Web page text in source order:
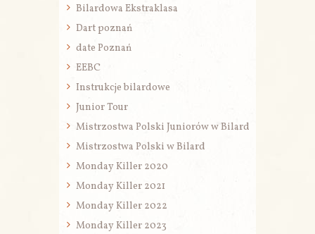
Bilardowa Ekstraklasa
Dart poznań
date Poznań
EEBC
Instrukcje bilardowe
Junior Tour
Mistrzostwa Polski Juniorów w Bilard
Mistrzostwa Polski w Bilard
Monday Killer 2020
Monday Killer 2021
Monday Killer 2022
Monday Killer 2023